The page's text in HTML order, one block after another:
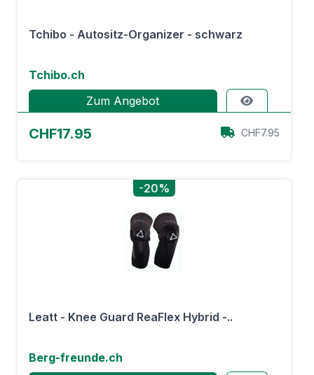
Tchibo - Autositz-Organizer - schwarz
Tchibo.ch
Zum Angebot
CHF17.95 CHF7.95
-20%
Leatt - Knee Guard ReaFlex Hybrid -..
Berg-freunde.ch